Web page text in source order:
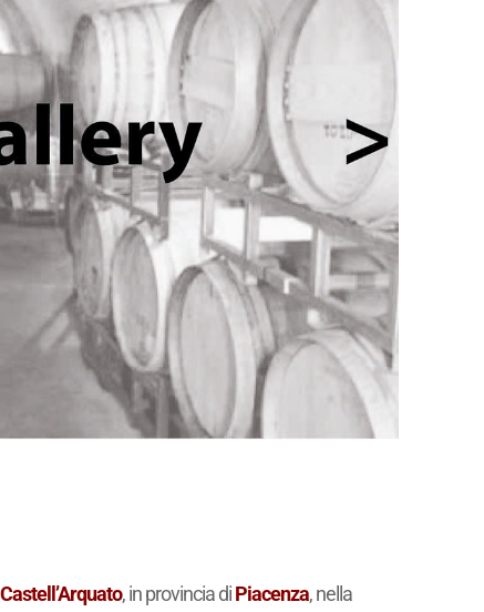
Castell’Arquato, in provincia diPiacenza, nella